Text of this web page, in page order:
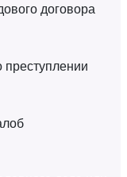
договора